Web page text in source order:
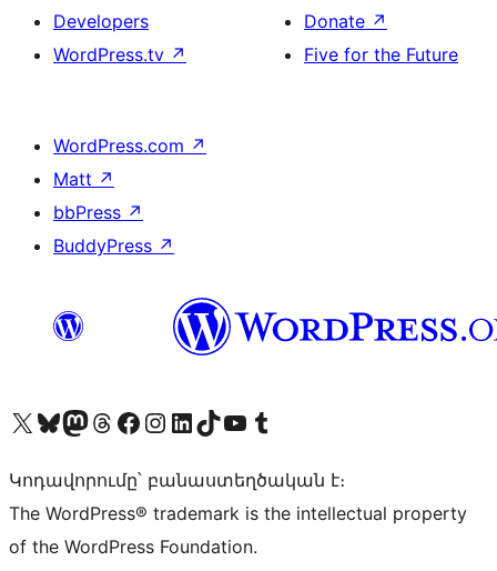
Developers
WordPress.tv ↗
Donate ↗
Five for the Future
WordPress.com ↗
Matt ↗
bbPress ↗
BuddyPress ↗
Visit our X (formerly Twitter) account
Visit our Bluesky account
Visit our Mastodon account
Visit our Threads account
Visit our Facebook page
Visit our Instagram account
Visit our LinkedIn account
Visit our TikTok account
Visit our YouTube channel
Visit our Tumblr account
Կոդավորումը՝ բանաստեղծական է։
The WordPress® trademark is the intellectual property
of the WordPress Foundation.